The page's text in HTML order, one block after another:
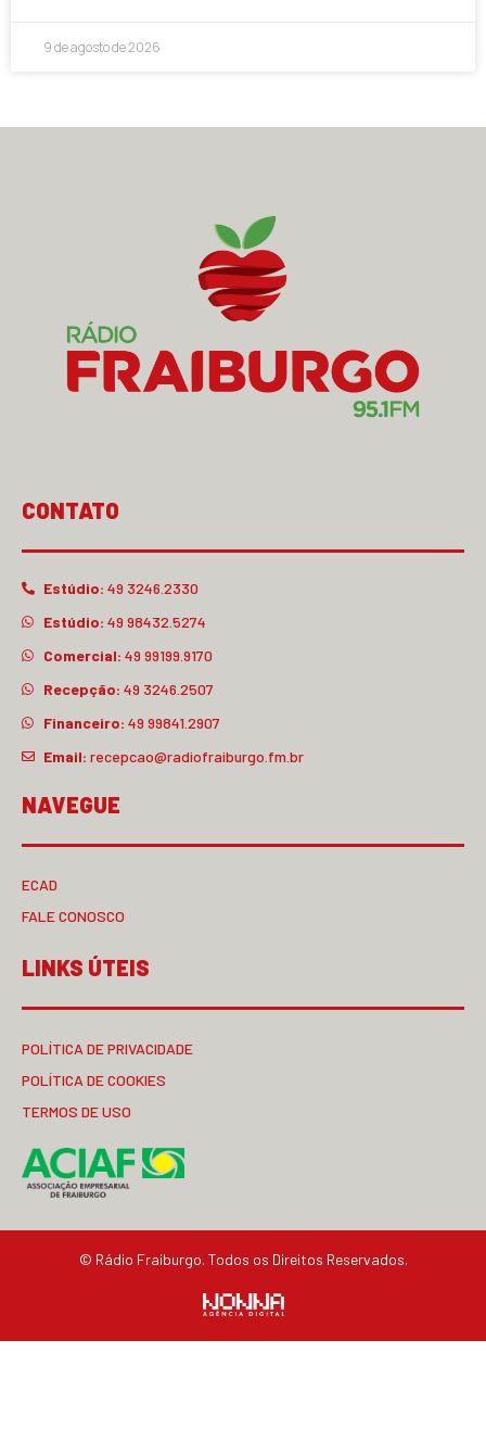
9 de agosto de 2026
CONTATO
Estúdio: 49 3246.2330
Estúdio: 49 98432.5274
Comercial: 49 99199.9170
Recepção: 49 3246.2507
Financeiro: 49 99841.2907
Email: recepcao@radiofraiburgo.fm.br
NAVEGUE
ECAD
FALE CONOSCO
LINKS ÚTEIS
POLÍTICA DE PRIVACIDADE
POLÍTICA DE COOKIES
TERMOS DE USO
© Rádio Fraiburgo. Todos os Direitos Reservados.